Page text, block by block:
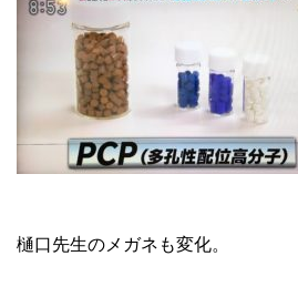
樋口先生のメガネも変化。